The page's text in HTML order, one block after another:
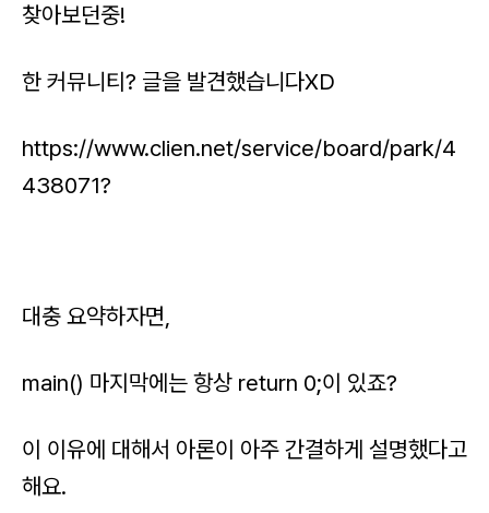
찾아보던중!
한 커뮤니티? 글을 발견했습니다XD
https://www.clien.net/service/board/park/4
438071?
대충 요약하자면,
main() 마지막에는 항상 return 0;이 있죠?
이 이유에 대해서 아론이 아주 간결하게 설명했다고
해요.